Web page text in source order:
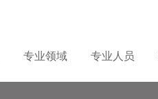
专业领域 专业人员